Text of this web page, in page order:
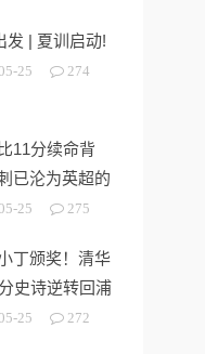
发 | 夏训启动!
25 274
11分续命背
已沦为英超的
险样本”！
25 275
丁颁奖！清华
史诗逆转回浦
5年夺第15冠
25 272